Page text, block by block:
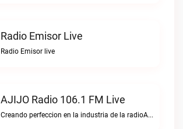
Radio Emisor Live
Radio Emisor live
AJIJO Radio 106.1 FM Live
Creando perfeccion en la industria de la radioAJIJO Radio 106.1 FM live